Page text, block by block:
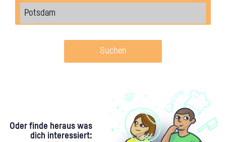
Suchen
Oder finde heraus was
dich interessiert: